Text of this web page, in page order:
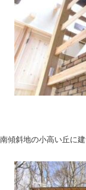
南傾斜地の小高い丘に